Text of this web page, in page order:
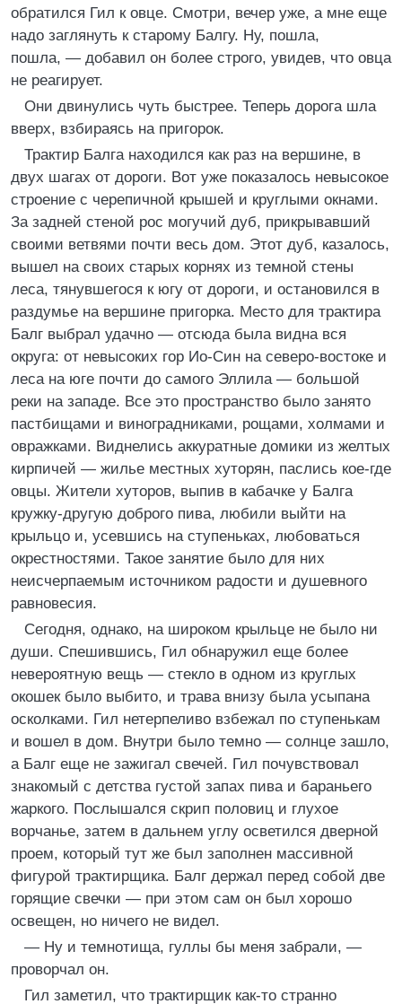
обратился Гил к овце. Смотри, вечер уже, а мне еще
надо заглянуть к старому Балгу. Ну, пошла,
пошла, — добавил он более строго, увидев, что овца
не реагирует.
Они двинулись чуть быстрее. Теперь дорога шла
вверх, взбираясь на пригорок.
Трактир Балга находился как раз на вершине, в
двух шагах от дороги. Вот уже показалось невысокое
строение с черепичной крышей и круглыми окнами.
За задней стеной рос могучий дуб, прикрывавший
своими ветвями почти весь дом. Этот дуб, казалось,
вышел на своих старых корнях из темной стены
леса, тянувшегося к югу от дороги, и остановился в
раздумье на вершине пригорка. Место для трактира
Балг выбрал удачно — отсюда была видна вся
округа: от невысоких гор Ио-Син на северо-востоке и
леса на юге почти до самого Эллила — большой
реки на западе. Все это пространство было занято
пастбищами и виноградниками, рощами, холмами и
овражками. Виднелись аккуратные домики из желтых
кирпичей — жилье местных хуторян, паслись кое-где
овцы. Жители хуторов, выпив в кабачке у Балга
кружку-другую доброго пива, любили выйти на
крыльцо и, усевшись на ступеньках, любоваться
окрестностями. Такое занятие было для них
неисчерпаемым источником радости и душевного
равновесия.
Сегодня, однако, на широком крыльце не было ни
души. Спешившись, Гил обнаружил еще более
невероятную вещь — стекло в одном из круглых
окошек было выбито, и трава внизу была усыпана
осколками. Гил нетерпеливо взбежал по ступенькам
и вошел в дом. Внутри было темно — солнце зашло,
а Балг еще не зажигал свечей. Гил почувствовал
знакомый с детства густой запах пива и бараньего
жаркого. Послышался скрип половиц и глухое
ворчанье, затем в дальнем углу осветился дверной
проем, который тут же был заполнен массивной
фигурой трактирщика. Балг держал перед собой две
горящие свечки — при этом сам он был хорошо
освещен, но ничего не видел.
— Ну и темнотища, гуллы бы меня забрали, —
проворчал он.
Гил заметил, что трактирщик как-то странно